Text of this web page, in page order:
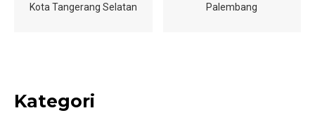
Kota Tangerang Selatan
Palembang
Kategori